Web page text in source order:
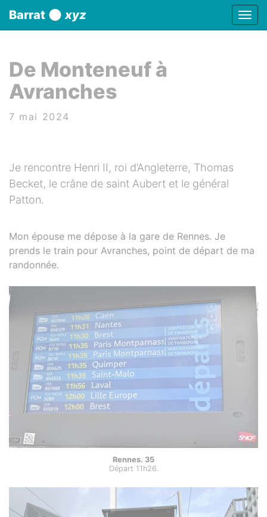
Barrat xyz
De Monteneuf à
Avranches
7 mai 2024
Je rencontre Henri II, roi d’Angleterre, Thomas
Becket, le crâne de saint Aubert et le général
Patton.
Mon épouse me dépose à la gare de Rennes. Je
prends le train pour Avranches, point de départ de ma
randonnée.
Rennes. 35
Départ 11h26.
Panneau de gestion des cookies